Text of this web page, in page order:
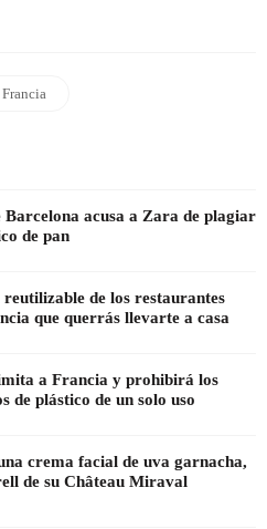
Francia
Barcelona acusa a Zara de plagiar
de pan
de los restaurantes
que querrás llevarte a casa
a Francia y prohibirá los
de plástico de un solo uso
crema facial de uva garnacha,
de su Château Miraval